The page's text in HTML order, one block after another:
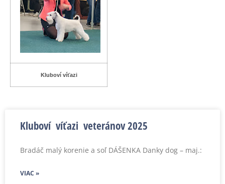
Kluboví víťazi
Kluboví víťazi veteránov 2025
Bradáč malý korenie a soľ DÁŠENKA Danky dog – maj.:
VIAC »